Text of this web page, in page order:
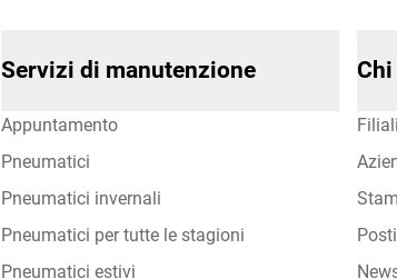
Servizi di manutenzione
Appuntamento
Pneumatici
Pneumatici invernali
Pneumatici per tutte le stagioni
Pneumatici estivi
Filiali